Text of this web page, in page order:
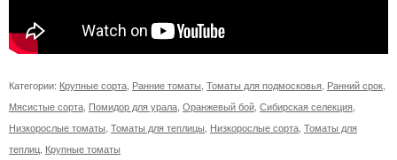
Категории: Крупные сорта Ранние томаты Томаты для подмосковья Ранний срок
Мясистые сорта Помидор для урала Оранжевый бой Сибирская селекция
Низкорослые томаты Томаты для теплицы Низкорослые сорта Томаты для
теплиц Крупные томаты